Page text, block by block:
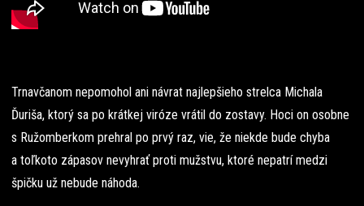
Trnavčanom nepomohol ani návrat najlepšieho strelca Michala
Ďuriša, ktorý sa po krátkej viróze vrátil do zostavy. Hoci on osobne
s Ružomberkom prehral po prvý raz, vie, že niekde bude chyba
a toľkoto zápasov nevyhrať proti mužstvu, ktoré nepatrí medzi
špičku už nebude náhoda.